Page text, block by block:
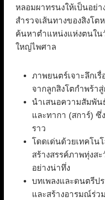
หลอมผาทรนงให้เป็นอย่า
สำรวจเส้นทางของสิงโ
ค้นหาตำแหน่งแห่งตนใน
ใหญ่ไพศาล
ภาพยนตร์เจาะลึกเ
จากลูกสิงโตกำพร้า
นำเสนอความสัมพั
และทากา (สการ์) ซึ่
ราว
โดดเด่นด้วยเทคโน
สร้างสรรค์ภาพทุ่งส
อย่างน่าทึ่ง
บทเพลงและดนตรีป
และสร้างอารมณ์ร่ว